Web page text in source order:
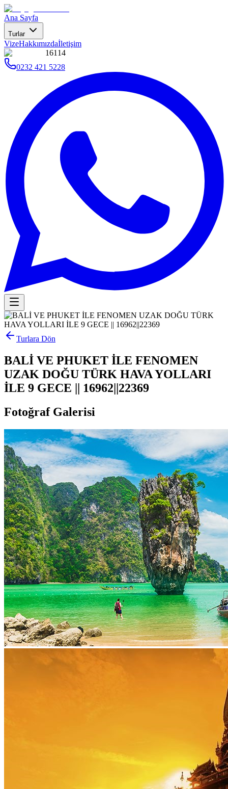
Ana Sayfa
Turlar
VizeHakkımızdaİletişim
16114
0232 421 5228
Turlara Dön
BALİ VE PHUKET İLE FENOMEN
UZAK DOĞU TÜRK HAVA YOLLARI
İLE 9 GECE || 16962||22369
Fotoğraf Galerisi